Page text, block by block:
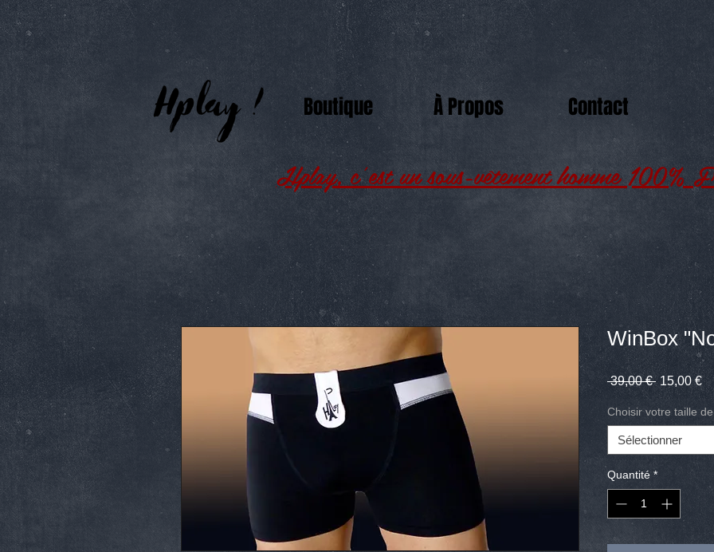
Boutique À Propos Contact
Hplay, c’est un sous-vêtement homme 100%
WinBox
39,00 € Prix
original
15,00 €
Choisir votre taille
Sélectionner
Quantité *